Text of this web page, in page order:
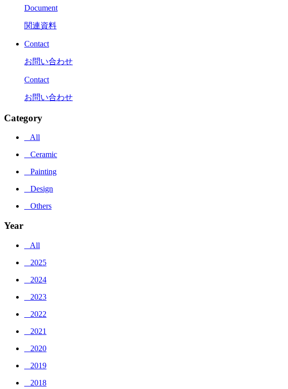
Document
関連資料
Contact
お問い合わせ
Contact
お問い合わせ
Category
_ All
_ Ceramic
_ Painting
_ Design
_ Others
Year
_ All
_ 2025
_ 2024
_ 2023
_ 2022
_ 2021
_ 2020
_ 2019
_ 2018